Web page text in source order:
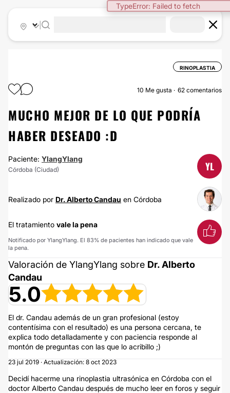
RINOPLASTIA
10 Me gusta 62 comentarios
MUCHO MEJOR DE LO QUE PODRÍA
HABER DESEADO :D
Paciente: YlangYlang
Córdoba (Ciudad) YL
Realizado por Dr. Alberto Candau en Córdoba
El tratamiento vale la pena
Notificado por YlangYlang. El 83% de pacientes han indicado que vale
la pena.
Valoración de YlangYlang sobre Dr. Alberto
Candau
5.0
El dr. Candau además de un gran profesional (estoy
contentísima con el resultado) es una persona cercana, te
explica todo detalladamente y con paciencia responde al
montón de preguntas con las que lo acribillo ;)
23 jul 2019 · Actualización: 8 oct 2023
Decidí hacerme una rinoplastia ultrasónica en Córdoba con el
doctor Alberto Candau después de mucho leer en foros y seguir